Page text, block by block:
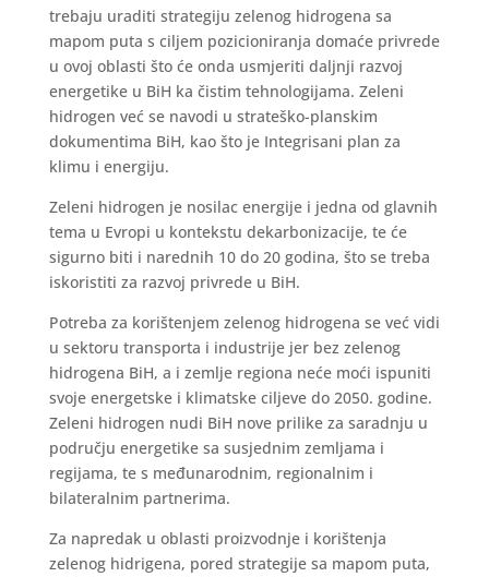
trebaju uraditi strategiju zelenog hidrogena sa
mapom puta s ciljem pozicioniranja domaće privrede
u ovoj oblasti što će onda usmjeriti daljnji razvoj
energetike u BiH ka čistim tehnologijama. Zeleni
hidrogen već se navodi u strateško-planskim
dokumentima BiH, kao što je Integrisani plan za
klimu i energiju.
Zeleni hidrogen je nosilac energije i jedna od glavnih
tema u Evropi u kontekstu dekarbonizacije, te će
sigurno biti i narednih 10 do 20 godina, što se treba
iskoristiti za razvoj privrede u BiH.
Potreba za korištenjem zelenog hidrogena se već vidi
u sektoru transporta i industrije jer bez zelenog
hidrogena BiH, a i zemlje regiona neće moći ispuniti
svoje energetske i klimatske ciljeve do 2050. godine.
Zeleni hidrogen nudi BiH nove prilike za saradnju u
području energetike sa susjednim zemljama i
regijama, te s međunarodnim, regionalnim i
bilateralnim partnerima.
Za napredak u oblasti proizvodnje i korištenja
zelenog hidrigena, pored strategije sa mapom puta,